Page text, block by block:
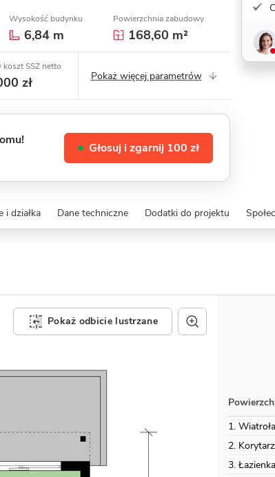
Wysokość budynku
6,84 m
Powierzchnia zabudowy
168,60 m²
koszt SSZ netto
zł Pokaż więcej parametrów
Głosuj i zgarnij 100 zł
i działka Dane techniczne Dodatki do projektu
Pokaż odbicie lustrzane
1.
2. Korytarz
3. Łazienka